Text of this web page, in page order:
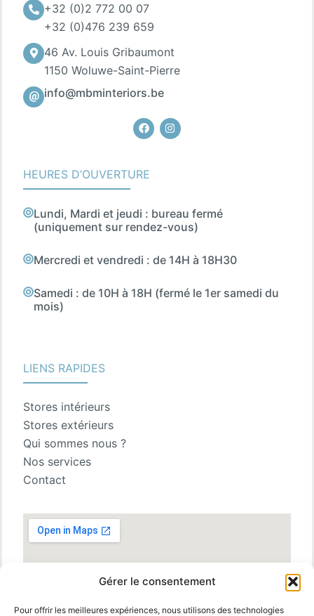
Gérer le consentement
Pour offrir les meilleures expériences, nous utilisons des technologies
+32 (0)2 772 00 07
+32 (0)476 239 659
46 Av. Louis Gribaumont
1150 Woluwe-Saint-Pierre
info@mbminteriors.be
FacebookInstagram
HEURES D’OUVERTURE
Lundi, Mardi et jeudi : bureau fermé
(uniquement sur rendez-vous)
Mercredi et vendredi : de 14H à 18H30
Samedi : de 10H à 18H (fermé le 1er samedi du
mois)
LIENS RAPIDES
Stores intérieurs
Stores extérieurs
Qui sommes nous ?
Nos services
Contact